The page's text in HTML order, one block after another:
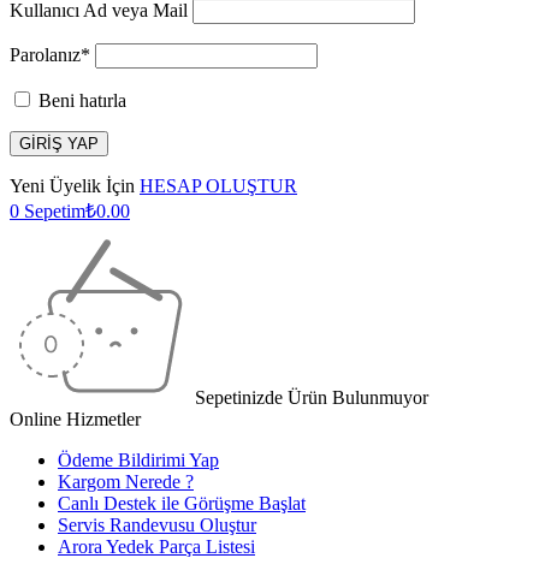
Kullanıcı Ad veya Mail
Parolanız*
Beni hatırla
Yeni Üyelik İçin HESAP OLUŞTUR
0 Sepetim₺0.00
Sepetinizde Ürün Bulunmuyor
Online Hizmetler
Ödeme Bildirimi Yap
Kargom Nerede ?
Canlı Destek ile Görüşme Başlat
Servis Randevusu Oluştur
Arora Yedek Parça Listesi